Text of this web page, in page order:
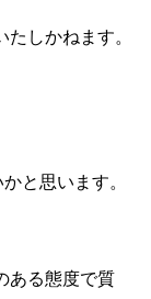
しかねます。
と思います。
ある態度で質